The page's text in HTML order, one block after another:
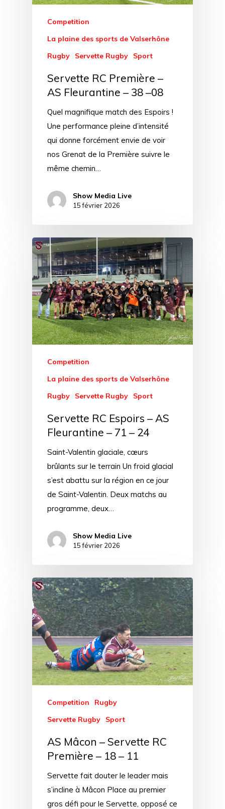
Competition
La plaine des sports de Valserhône
Rugby
Servette Rugby Sport
Servette RC Première –
AS Fleurantine – 38 –08
Quel magnifique match des Espoirs !
Une performance pleine d’intensité
qui donne forcément envie de voir
nos Grenat de la Première suivre le
même chemin…
Show Media Live
15 février 2026
Competition
La plaine des sports de Valserhône
Rugby
Servette Rugby Sport
Servette RC Espoirs – AS
Fleurantine – 71 – 24
Saint-Valentin glaciale, cœurs
brûlants sur le terrain Un froid glacial
s’est abattu sur la région en ce jour
de Saint-Valentin. Deux matchs au
programme, deux…
Show Media Live
15 février 2026
Competition
Rugby
Servette Rugby
Sport
AS Mâcon – Servette RC
Première – 18 – 11
Servette fait douter le leader mais
s’incline à Mâcon Place au premier
gros défi pour le Servette, opposé ce